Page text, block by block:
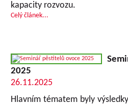
kapacity rozvozu.
Celý článek...
2025
26.11.2025
Hlavním tématem byly